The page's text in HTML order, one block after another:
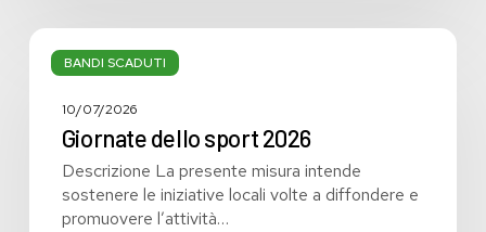
BANDI SCADUTI
Giornate
dello
202610/07/2026
Giornate dello sport 2026
Descrizione La presente misura intende
sostenere le iniziative locali volte a diffondere e
promuovere l’attività…